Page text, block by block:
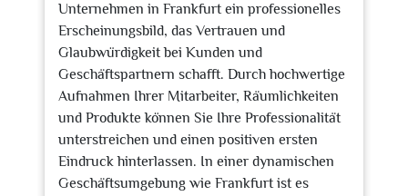
Unternehmen in Frankfurt ein professionelles
Erscheinungsbild, das Vertrauen und
Glaubwürdigkeit bei Kunden und
Geschäftspartnern schafft. Durch hochwertige
Aufnahmen Ihrer Mitarbeiter, Räumlichkeiten
und Produkte können Sie Ihre Professionalität
unterstreichen und einen positiven ersten
Eindruck hinterlassen. In einer dynamischen
Geschäftsumgebung wie Frankfurt ist es